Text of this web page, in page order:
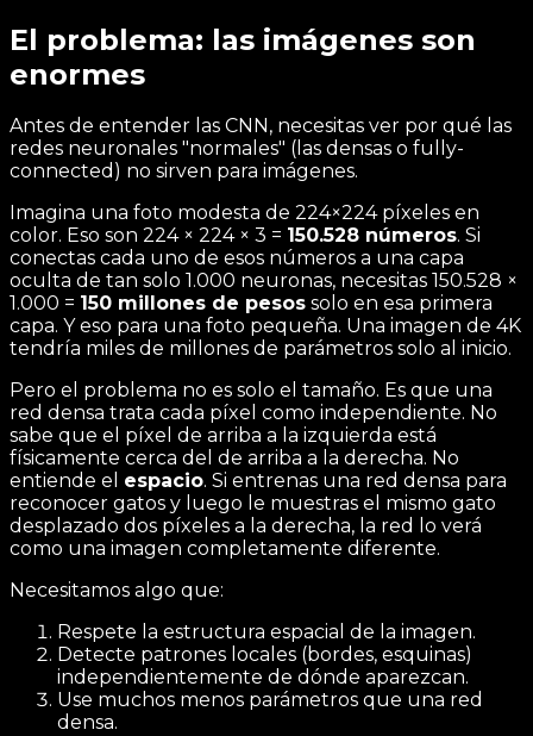
El problema: las imágenes son
enormes
Antes de entender las CNN, necesitas ver por qué las
redes neuronales "normales" (las densas o fully-
connected) no sirven para imágenes.
Imagina una foto modesta de 224×224 píxeles en
color. Eso son 224 × 224 × 3 = 150.528 números. Si
conectas cada uno de esos números a una capa
oculta de tan solo 1.000 neuronas, necesitas 150.528 ×
1.000 = 150 millones de pesos solo en esa primera
capa. Y eso para una foto pequeña. Una imagen de 4K
tendría miles de millones de parámetros solo al inicio.
Pero el problema no es solo el tamaño. Es que una
red densa trata cada píxel como independiente. No
sabe que el píxel de arriba a la izquierda está
físicamente cerca del de arriba a la derecha. No
entiende el espacio. Si entrenas una red densa para
reconocer gatos y luego le muestras el mismo gato
desplazado dos píxeles a la derecha, la red lo verá
como una imagen completamente diferente.
Necesitamos algo que:
Respete la estructura espacial de la imagen.
Detecte patrones locales (bordes, esquinas)
independientemente de dónde aparezcan.
Use muchos menos parámetros que una red
densa.